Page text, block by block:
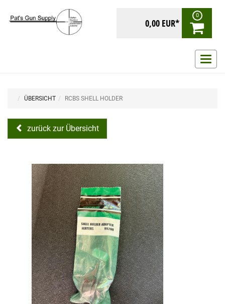
0,00 EUR*
0
ein-/
ÜBERSICHT RCBS SHELL HOLDER
zurück zur Übersicht